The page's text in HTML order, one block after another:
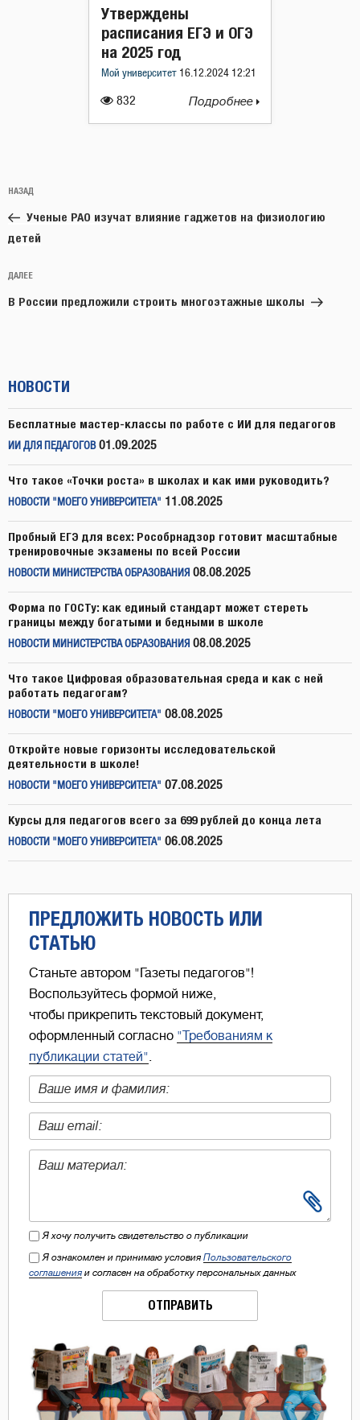
832
Утверждены
расписания ЕГЭ и ОГЭ
на 2025 год
Мой университет 16.12.2024 12:21
Подробнее
по
записям
Предыдущая
запись:
НАЗАД
Ученые РАО изучат влияние гаджетов на физиологию
детей
Следующая
запись
ДАЛЕЕ
В России предложили строить многоэтажные школы
НОВОСТИ
Бесплатные мастер-классы по работе с ИИ для педагогов
ИИ ДЛЯ ПЕДАГОГОВ 01.09.2025
Что такое «Точки роста» в школах и как ими руководить?
НОВОСТИ "МОЕГО УНИВЕРСИТЕТА" 11.08.2025
Пробный ЕГЭ для всех: Рособрнадзор готовит масштабные
тренировочные экзамены по всей России
НОВОСТИ МИНИСТЕРСТВА ОБРАЗОВАНИЯ 08.08.2025
Форма по ГОСТу: как единый стандарт может стереть
границы между богатыми и бедными в школе
НОВОСТИ МИНИСТЕРСТВА ОБРАЗОВАНИЯ 08.08.2025
Что такое Цифровая образовательная среда и как с ней
работать педагогам?
НОВОСТИ "МОЕГО УНИВЕРСИТЕТА" 08.08.2025
Откройте новые горизонты исследовательской
деятельности в школе!
НОВОСТИ "МОЕГО УНИВЕРСИТЕТА" 07.08.2025
Курсы для педагогов всего за 699 рублей до конца лета
НОВОСТИ "МОЕГО УНИВЕРСИТЕТА" 06.08.2025
ПРЕДЛОЖИТЬ НОВОСТЬ ИЛИ
СТАТЬЮ
Станьте автором "Газеты педагогов"!
Воспользуйтесь формой ниже,
чтобы прикрепить текстовый документ,
оформленный согласно "Требованиям к
публикации статей".
Я хочу получить свидетельство о публикации
Я ознакомлен и принимаю условия Пользовательского
соглашения и согласен на обработку персональных данных
ОТПРАВИТЬ